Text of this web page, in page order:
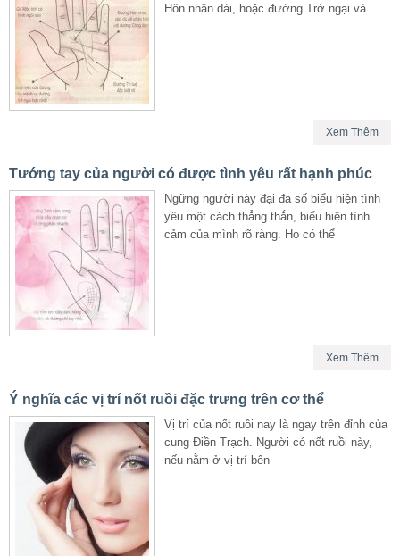
Hôn nhân dài, hoặc đường Trở ngại và
Xem Thêm
Tướng tay của người có được tình yêu rất hạnh phúc
Ngững người này đại đa số biểu hiện tình
yêu một cách thẳng thắn, biểu hiện tình
cảm của mình rõ ràng. Họ có thể
Xem Thêm
Ý nghĩa các vị trí nốt ruồi đặc trưng trên cơ thể
Vị trí của nốt ruồi nay là ngay trên đỉnh của
cung Điền Trạch. Người có nốt ruồi này,
nếu nằm ở vị trí bên